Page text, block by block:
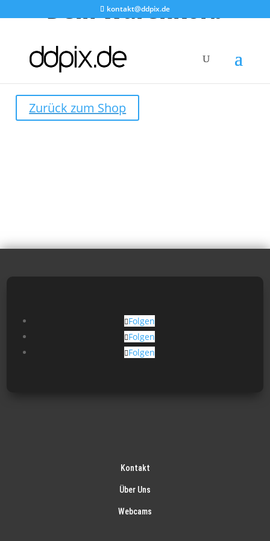
kontakt@ddpix.de
Dein Warenkorb
Dein Warenkorb ist derzeit leer.
Zurück zum Shop
Folgen
Folgen
Folgen
Kontakt
Über Uns
Webcams